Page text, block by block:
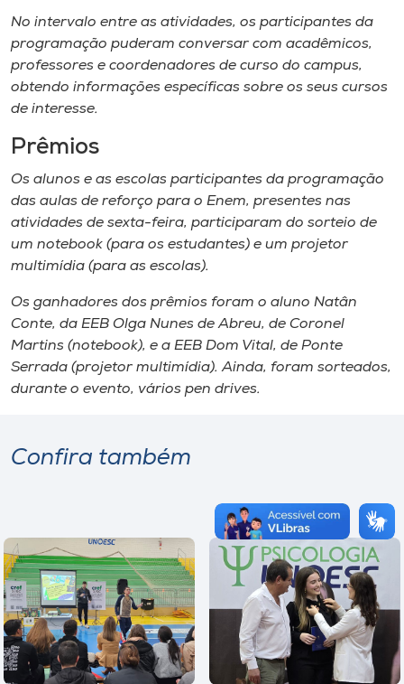
No intervalo entre as atividades, os participantes da
programação puderam conversar com acadêmicos,
professores e coordenadores de curso do campus,
obtendo informações específicas sobre os seus cursos
de interesse.
Prêmios
Os alunos e as escolas participantes da programação
das aulas de reforço para o Enem, presentes nas
atividades de sexta-feira, participaram do sorteio de
um notebook (para os estudantes) e um projetor
multimídia (para as escolas).
Os ganhadores dos prêmios foram o aluno Natân
Conte, da EEB Olga Nunes de Abreu, de Coronel
Martins (notebook), e a EEB Dom Vital, de Ponte
Serrada (projetor multimídia). Ainda, foram sorteados,
durante o evento, vários pen drives.
Confira também